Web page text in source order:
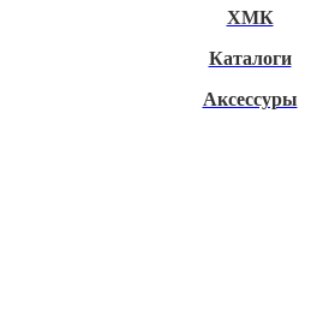
ХМК
Каталоги
Аксессуры